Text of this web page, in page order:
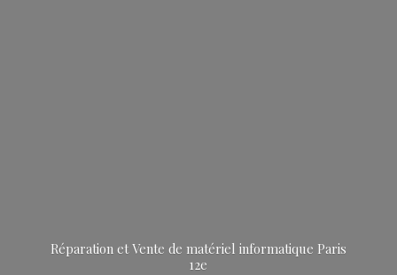
Réparation et Vente de matériel informatique Paris
12e